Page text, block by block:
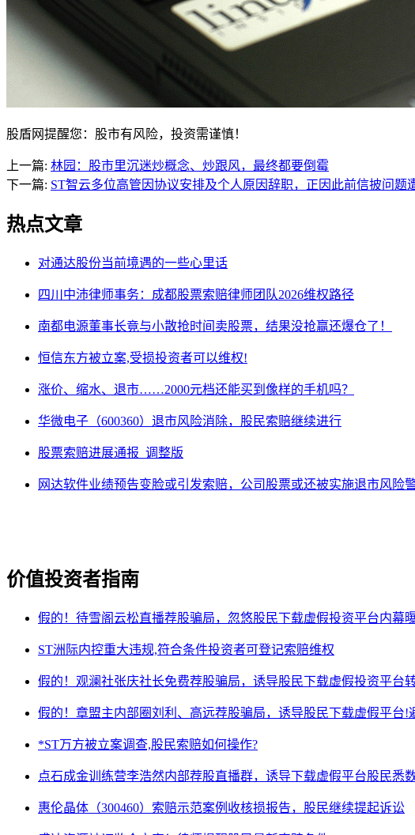
股盾网提醒您：股市有风险，投资需谨慎！
上一篇: 林园：股市里沉迷炒概念、炒跟风，最终都要倒霉
下一篇: ST智云多位高管因协议安排及个人原因辞职，正因此前信披问题
热点文章
对通达股份当前境遇的一些心里话
四川中沛律师事务：成都股票索赔律师团队2026维权路径
南都电源董事长竟与小散抢时间卖股票，结果没抢赢还爆仓了！
恒信东方被立案,受损投资者可以维权!
涨价、缩水、退市……2000元档还能买到像样的手机吗？
华微电子（600360）退市风险消除，股民索赔继续进行
股票索赔进展通报_调整版
网达软件业绩预告变脸或引发索赔，公司股票或还被实施退市风险
价值投资者指南
假的！待雪阁云松直播荐股骗局，忽悠股民下载虚假投资平台内幕
ST洲际内控重大违规,符合条件投资者可登记索赔维权
假的！观澜社张庆社长免费荐股骗局，诱导股民下载虚假投资平台
假的！章盟主内部圈刘利、高远荐股骗局，诱导股民下载虚假平台!
*ST万方被立案调查,股民索赔如何操作?
点石成金训练营李浩然内部荐股直播群，诱导下载虚假平台股民悉
惠伦晶体（300460）索赔示范案例收核损报告，股民继续提起诉讼